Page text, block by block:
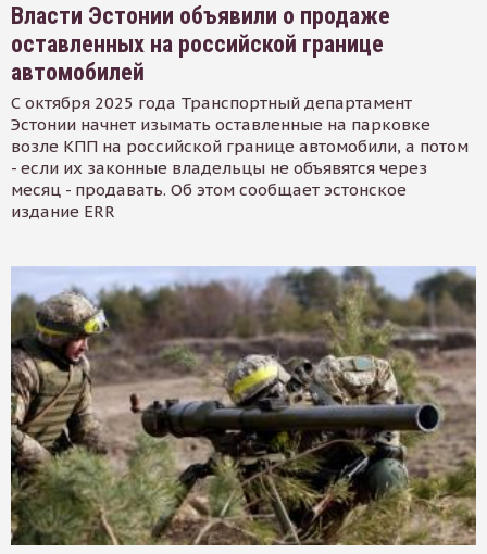
Власти Эстонии объявили о продаже
оставленных на российской границе
автомобилей
С октября 2025 года Транспортный департамент
Эстонии начнет изымать оставленные на парковке
возле КПП на российской границе автомобили, а потом
- если их законные владельцы не объявятся через
месяц - продавать. Об этом сообщает эстонское
издание ERR